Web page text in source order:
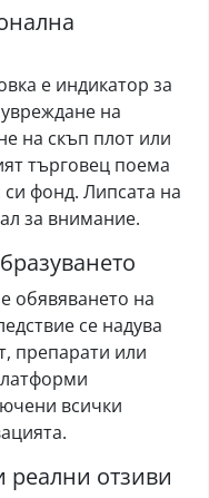
е индикатор за
на
на скъп плот или
търговец поема
си фонд. Липсата на
за внимание.
обявяването на
се надува
препарати или
всички
реални отзиви